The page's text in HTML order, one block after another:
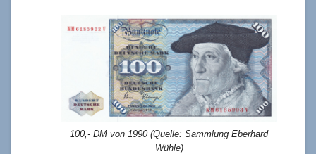
100,- DM von 1990 (Quelle: Sammlung Eberhard
Wühle)